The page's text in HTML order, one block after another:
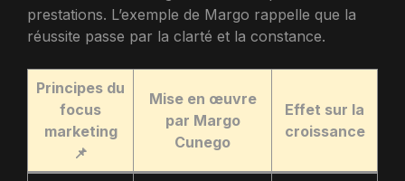
prestations. L’exemple de Margo rappelle que la
réussite passe par la clarté et la constance.
Principes du
focus
marketing
📌
Mise en œuvre
par Margo
Cunego
Effet sur la
croissance